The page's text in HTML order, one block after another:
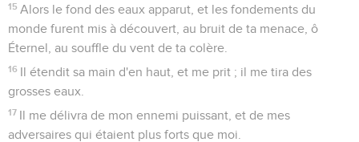
15 Alors le fond des eaux apparut, et les fondements du
monde furent mis à découvert, au bruit de ta menace, ô
Éternel, au souffle du vent de ta colère.
16 Il étendit sa main d'en haut, et me prit ; il me tira des
grosses eaux.
17 Il me délivra de mon ennemi puissant, et de mes
adversaires qui étaient plus forts que moi.